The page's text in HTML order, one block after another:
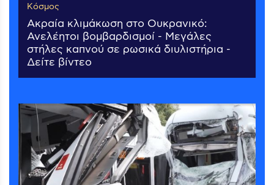
Κόσμος
Ακραία κλιμάκωση στο Ουκρανικό:
Ανελέητοι βομβαρδισμοί - Μεγάλες
στήλες καπνού σε ρωσικά διυλιστήρια -
Δείτε βίντεο